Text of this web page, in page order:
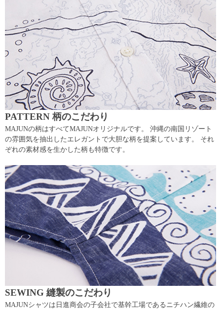
PATTERN 柄のこだわり
MAJUNの柄はすべてMAJUNオリジナルです。 沖縄の南国リゾート
の雰囲気を抽出したエレガントで大胆な柄を提案しています。 それ
ぞれの素材感を生かした柄も特徴です。
SEWING 縫製のこだわり
MAJUNシャツは日進商会の子会社で基幹工場であるニチハン繊維の